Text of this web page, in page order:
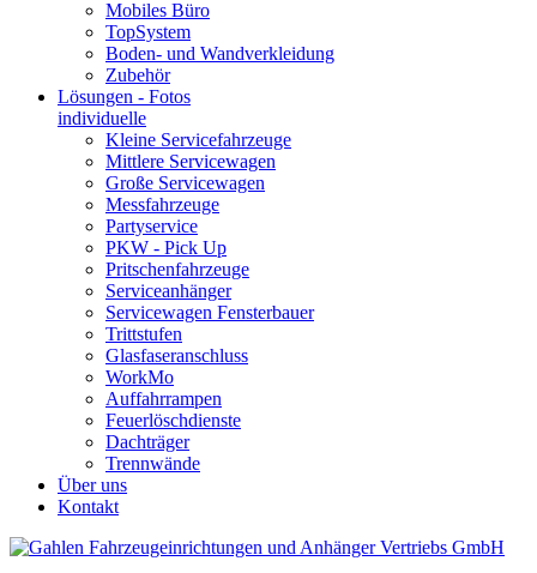
Mobiles Büro
TopSystem
Boden- und Wandverkleidung
Zubehör
Lösungen - Fotos
individuelle
Kleine Servicefahrzeuge
Mittlere Servicewagen
Große Servicewagen
Messfahrzeuge
Partyservice
PKW - Pick Up
Pritschenfahrzeuge
Serviceanhänger
Servicewagen Fensterbauer
Trittstufen
Glasfaseranschluss
WorkMo
Auffahrrampen
Feuerlöschdienste
Dachträger
Trennwände
Über uns
Kontakt